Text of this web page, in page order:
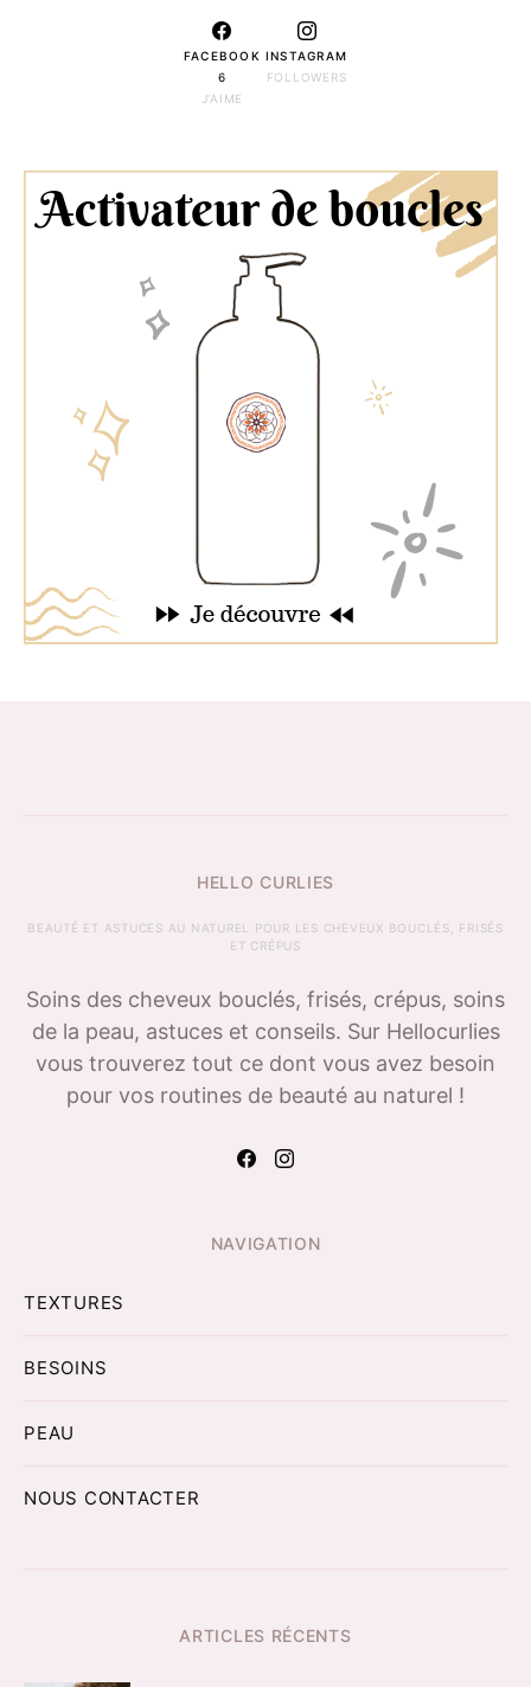
FACEBOOK
6
J'AIME
INSTAGRAM
FOLLOWERS
HELLO CURLIES
BEAUTÉ ET ASTUCES AU NATUREL POUR LES CHEVEUX BOUCLÉS, FRISÉS
ET CRÉPUS
Soins des cheveux bouclés, frisés, crépus, soins
de la peau, astuces et conseils. Sur Hellocurlies
vous trouverez tout ce dont vous avez besoin
pour vos routines de beauté au naturel !
NAVIGATION
TEXTURES
BESOINS
PEAU
NOUS CONTACTER
ARTICLES RÉCENTS